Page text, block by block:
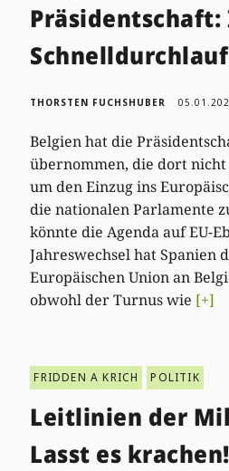
Präsidentschaft:
Schnelldurchlauf
THORSTEN FUCHSHUBER
Belgien hat die
übernommen, die dort
um den Einzug ins
die nationalen Parlamente
könnte die Agenda auf EU-
Jahreswechsel hat Spanien
Europäischen Union an
obwohl der Turnus wie [+]
FRIDDEN A KRICH POLITIK
Leitlinien der
Lasst es krachen!